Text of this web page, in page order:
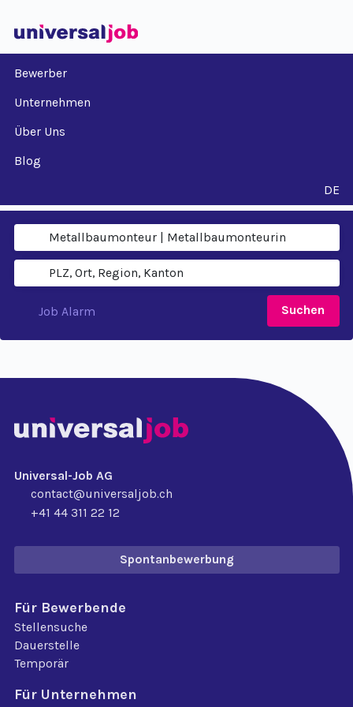
Bewerber
Unternehmen
Über Uns
Blog
DE
Suchen
Job Alarm
Universal-Job AG
contact@universaljob.ch
+41 44 311 22 12
Spontanbewerbung
Für Bewerbende
Stellensuche
Dauerstelle
Temporär
Für Unternehmen